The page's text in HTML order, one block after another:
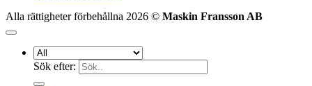
Alla rättigheter förbehållna 2026 © Maskin Fransson AB
Sök efter: